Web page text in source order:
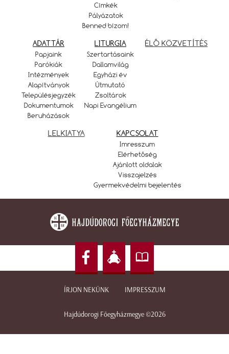
Címkék
Pályázatok
Benned bízom!
ADATTÁR
Papjaink
Parókiák
Intézmények
Alapítványok
Településjegyzék
Dokumentumok
Beruházások
LITURGIA
Szertartásaink
Dallamvilág
Egyházi év
Útmutató
Zsoltárok
Napi Evangélium
ÉLŐ KÖZVETÍTÉS
LELKIATYA KAPCSOLAT
Imresszum
Elérhetőség
Ajánlott oldalak
Visszajelzés
Gyermekvédelmi bejelentés
ÍRJON NEKÜNK IMPRESSZUM
Hajdúdorogi Főegyházmegye ©2026